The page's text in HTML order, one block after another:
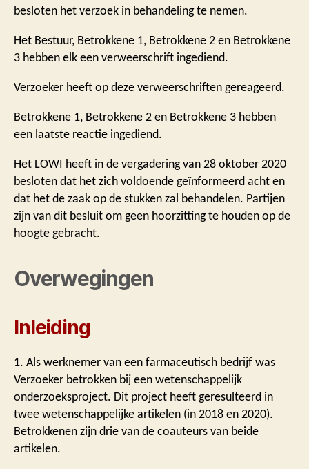
besloten het verzoek in behandeling te nemen.
Het Bestuur, Betrokkene 1, Betrokkene 2 en Betrokkene
3 hebben elk een verweerschrift ingediend.
Verzoeker heeft op deze verweerschriften gereageerd.
Betrokkene 1, Betrokkene 2 en Betrokkene 3 hebben
een laatste reactie ingediend.
Het LOWI heeft in de vergadering van 28 oktober 2020
besloten dat het zich voldoende geïnformeerd acht en
dat het de zaak op de stukken zal behandelen. Partijen
zijn van dit besluit om geen hoorzitting te houden op de
hoogte gebracht.
Overwegingen
Inleiding
1. Als werknemer van een farmaceutisch bedrijf was
Verzoeker betrokken bij een wetenschappelijk
onderzoeksproject. Dit project heeft geresulteerd in
twee wetenschappelijke artikelen (in 2018 en 2020).
Betrokkenen zijn drie van de coauteurs van beide
artikelen.